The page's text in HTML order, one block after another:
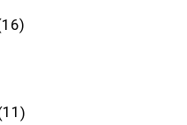
16
11